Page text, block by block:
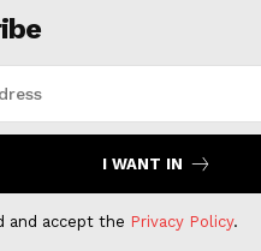
I WANT IN
and accept the Privacy Policy.